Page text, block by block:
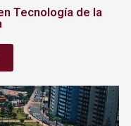
Tecnología de la